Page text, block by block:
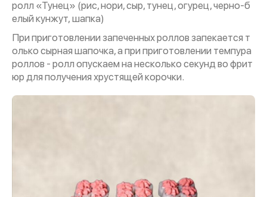
ролл «Тунец» (рис, нори, сыр, тунец, огурец, черно-б
елый кунжут, шапка)
При приготовлении запеченных роллов запекается т
олько сырная шапочка, а при приготовлении темпура
роллов - ролл опускаем на несколько секунд во фрит
юр для получения хрустящей корочки.